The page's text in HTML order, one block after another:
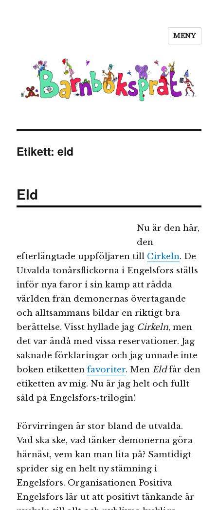
MENY
Etikett:eld
Eld
Nu är den här,
den
efterlängtade uppföljaren till Cirkeln. De
Utvalda tonårsflickorna i Engelsfors ställs
inför nya faror i sin kamp att rädda
världen från demonernas övertagande
och alltsammans bildar en riktigt bra
berättelse. Visst hyllade jag Cirkeln, men
det var ändå med vissa reservationer. Jag
saknade förklaringar och jag unnade inte
boken etikettenfavoriter. Men Eldfår den
etiketten av mig. Nu är jag helt och fullt
såld på Engelsfors-trilogin!
Förvirringen är stor bland de utvalda.
Vad ska ske, vad tänker demonerna göra
härnäst, vem kan man lita på? Samtidigt
sprider sig en helt ny stämning i
Engelsfors. Organisationen Positiva
Engelsfors lär ut att positivt tänkande är